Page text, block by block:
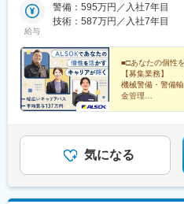
府、和歌山県、兵庫県、岡山
県、福岡県、熊本県、大分県※
県、和歌山県、徳島県、大分
東京メトロ銀座線・丸ノ内線
トロ半蔵門線・有楽町線・南
業種からの転職は約95％／／
産、飲食など前職はさまざま
東葉勝田台駅、本八幡駅(総武
駅、湖北駅、柏の葉キャンパ
町駅(東京都)、亀戸駅、潮見駅
徒町駅、亀有駅、竹ノ塚駅、
野坂上駅、九段下駅、荻窪駅
子駅、大泉学園駅、赤羽岩淵
駅、用賀駅、経堂駅、成城学
駅、東村山駅、府中駅(東京都
都)、京王八王子駅、河辺駅、
給与
警備：595万円／入社7年目
技術：587万円／入社7年目
■□あなたの個性
【募集業務】
機械警備・警備
金管理
気になる